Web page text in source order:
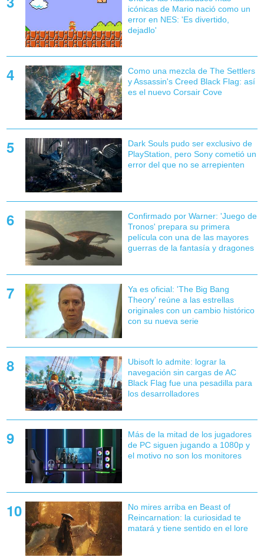
icónicas de Mario nació como un
error en NES: 'Es divertido,
dejadlo'
Como una mezcla de The Settlers
y Assassin's Creed Black Flag: así
es el nuevo Corsair Cove
Dark Souls pudo ser exclusivo de
PlayStation, pero Sony cometió un
error del que no se arrepienten
Confirmado por Warner: 'Juego de
Tronos' prepara su primera
película con una de las mayores
guerras de la fantasía y dragones
Ya es oficial: 'The Big Bang
Theory' reúne a las estrellas
originales con un cambio histórico
con su nueva serie
Ubisoft lo admite: lograr la
navegación sin cargas de AC
Black Flag fue una pesadilla para
los desarrolladores
Más de la mitad de los jugadores
de PC siguen jugando a 1080p y
el motivo no son los monitores
No mires arriba en Beast of
Reincarnation: la curiosidad te
matará y tiene sentido en el lore